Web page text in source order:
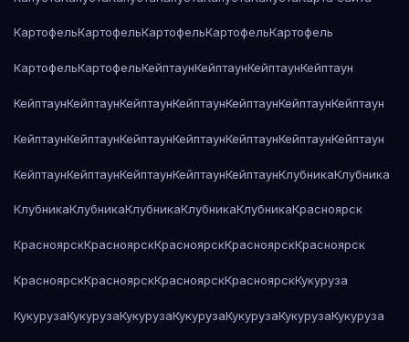
КартофельКартофельКартофельКартофельКартофель
КартофельКартофельКейптаунКейптаунКейптаунКейптаун
КейптаунКейптаунКейптаунКейптаунКейптаунКейптаунКейптаун
КейптаунКейптаунКейптаунКейптаунКейптаунКейптаунКейптаун
КейптаунКейптаунКейптаунКейптаунКейптаунКлубникаКлубника
КлубникаКлубникаКлубникаКлубникаКлубникаКрасноярск
КрасноярскКрасноярскКрасноярскКрасноярскКрасноярск
КрасноярскКрасноярскКрасноярскКрасноярскКукуруза
КукурузаКукурузаКукурузаКукурузаКукурузаКукурузаКукуруза